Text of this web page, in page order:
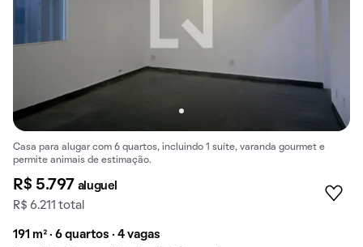
Casa para alugar com 6 quartos, incluindo 1 suíte, varanda gourmet e
permite animais de estimação.
R$ 5.797 aluguel
R$ 6.211 total
191 m² · 6 quartos · 4 vagas